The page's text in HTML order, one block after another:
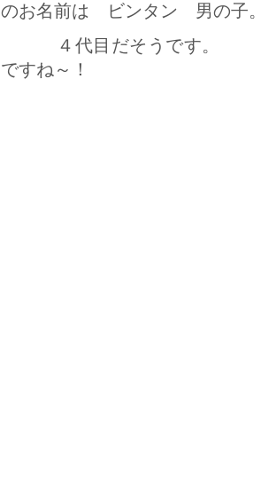
のお名前は ビンタン 男の子
だそうです。 本
んですね～！